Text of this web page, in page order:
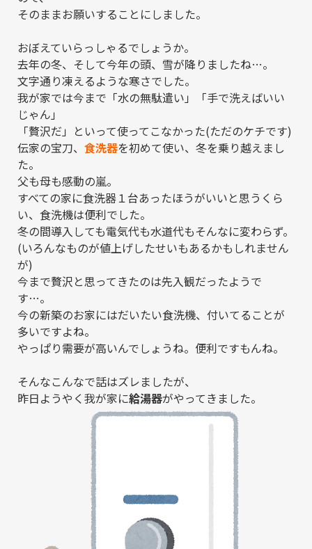
そのままお願いすることにしました。
おぼえていらっしゃるでしょうか。
去年の冬、そして今年の頭、雪が降りましたね…。
文字通り凍えるような寒さでした。
我が家では今まで「水の無駄遣い」「手で洗えばいい
じゃん」
「贅沢だ」といって使ってこなかった(ただのケチです)
伝家の宝刀、 食洗器を初めて使い、冬を乗り越えまし
た。
父も母も感動の嵐。
すべての家に食洗器１台あったほうがいいと思うくら
い、食洗機は便利でした。
冬の間導入しても電気代も水道代もそんなに変わらず。
(いろんなものが値上げしたせいもあるかもしれません
が)
今まで贅沢と思ってきたのは先入観だったようで
す…。
今の新築のお家にはだいたい食洗機、付いてることが
多いですよね。
やっぱり需要が高いんでしょうね。便利ですもんね。
そんなこんなで話はズレましたが、
昨日ようやく我が家に給湯器がやってきました。